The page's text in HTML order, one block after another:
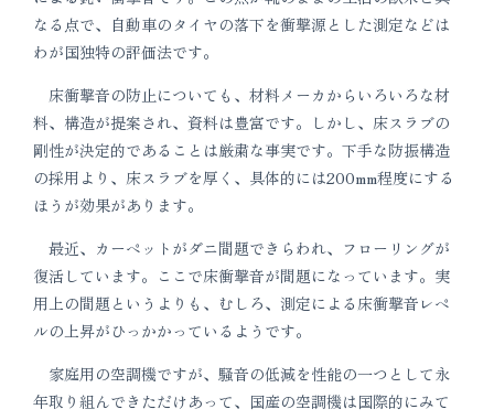
なる点で、自動車のタイヤの落下を衝撃源とした測定などは
わが国独特の評価法です。
床衝撃音の防止についても、材料メーカからいろいろな材
料、構造が提案され、資料は豊富です。しかし、床スラブの
剛性が決定的であることは厳粛な事実です。下手な防振構造
の採用より、床スラブを厚く、具体的には200mm程度にする
ほうが効果があります。
最近、カーペットがダニ間題できらわれ、フローリングが
復活しています。ここで床衝撃音が間題になっています。実
用上の間題というよりも、むしろ、測定による床衝撃音レペ
ルの上昇がひっかかっているようです。
家庭用の空調機ですが、騒音の低減を性能の一つとして永
年取り組んできただけあって、国産の空調機は国際的にみて